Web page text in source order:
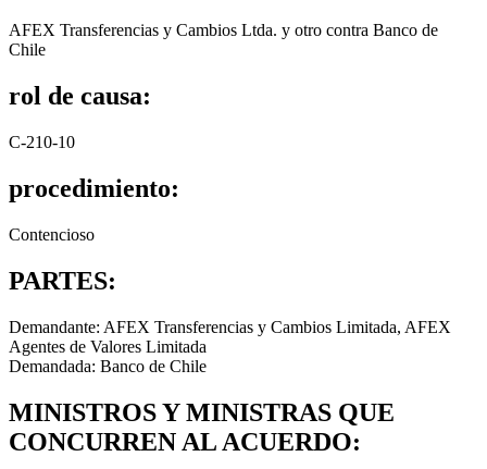
AFEX Transferencias y Cambios Ltda. y otro contra Banco de
Chile
rol de causa:
C-210-10
procedimiento:
Contencioso
PARTES:
Demandante: AFEX Transferencias y Cambios Limitada, AFEX
Agentes de Valores Limitada
Demandada: Banco de Chile
MINISTROS Y MINISTRAS QUE
CONCURREN AL ACUERDO: